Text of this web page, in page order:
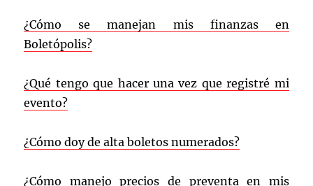
¿Cómo se manejan mis finanzas en
Boletópolis?
¿Qué tengo que hacer una vez que registré mi
evento?
¿Cómo doy de alta boletos numerados?
¿Cómo manejo precios de preventa en mis